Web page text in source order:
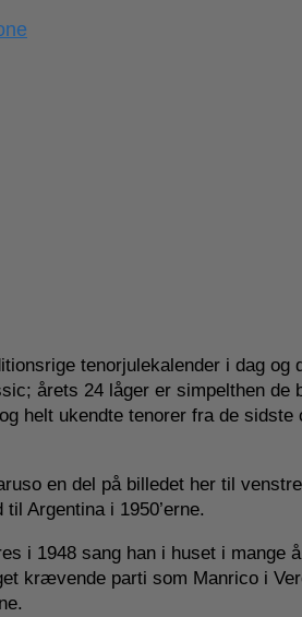
tenorjulekalender i dag og
årets 24 låger er simpelthen de
helt ukendte tenorer fra de sidste
en del på billedet her til
Argentina i 1950’erne.
i 1948 sang han i huset i mange
krævende parti som Manrico i